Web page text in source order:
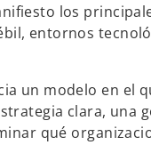
los
entornos
un modelo en el
clara, una
qué